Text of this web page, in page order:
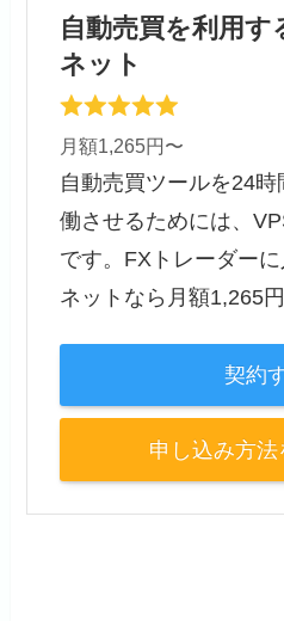
自動売買を利用
ネット
月額1,265円〜
自動売買ツールを24
働させるためには、
です。FXトレーダー
ネットなら月額1,265
契約
申し込み方法